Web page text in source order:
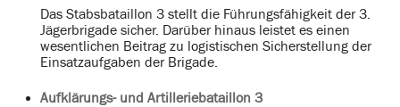
Das Stabsbataillon 3 stellt die Führungsfähigkeit der 3.
Jägerbrigade sicher. Darüber hinaus leistet es einen
wesentlichen Beitrag zu logistischen Sicherstellung der
Einsatzaufgaben der Brigade.
Aufklärungs- und Artilleriebataillon 3